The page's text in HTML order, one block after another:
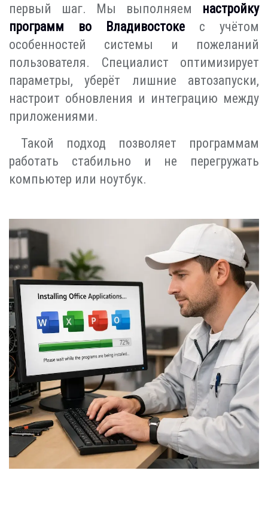
первый шаг. Мы выполняем настройку
программ во Владивостоке с учётом
особенностей системы и пожеланий
пользователя. Специалист оптимизирует
параметры, уберёт лишние автозапуски,
настроит обновления и интеграцию между
приложениями.
Такой подход позволяет программам
работать стабильно и не перегружать
компьютер или ноутбук.